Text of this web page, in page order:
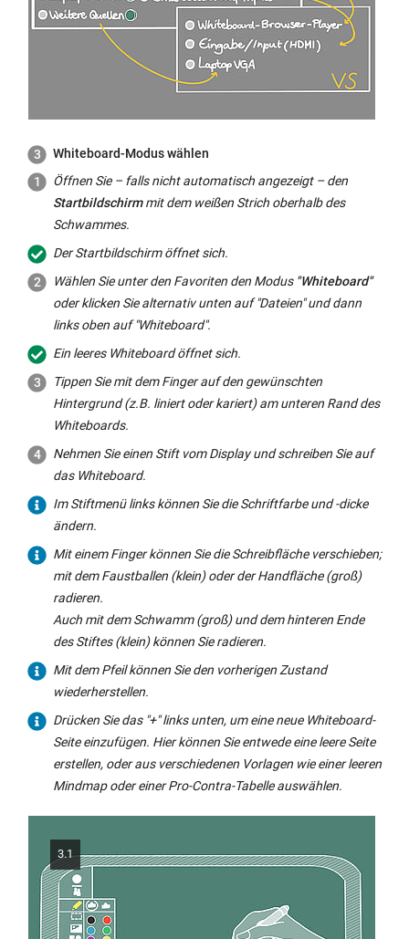
Whiteboard-Modus wählen
Öffnen Sie – falls nicht automatisch angezeigt – den
Startbildschirmmit dem weißen Strich oberhalb des
Schwammes.
Der Startbildschirm öffnet sich.
Wählen Sie unter den Favoriten den Modus "Whiteboard"
oder klicken Sie alternativ unten auf "Dateien" und dann
links oben auf "Whiteboard".
Ein leeres Whiteboardöffnet sich.
Tippen Sie mit dem Finger auf den gewünschten
Hintergrund (z.B. liniert oder kariert) am unteren Rand des
Whiteboards.
Nehmen Sie einen Stift vomDisplayund schreiben Sie auf
das Whiteboard.
Im Stiftmenü links können Sie die Schriftfarbe und -dicke
ändern.
Mit einem Finger können Sie die Schreibfläche verschieben;
mit dem Faustballen (klein) oder der Handfläche (groß)
radieren.
Auch mit dem Schwamm (groß) und dem hinteren Ende
des Stiftes (klein) können Sie radieren.
Mit dem Pfeil können Sie den vorherigen Zustand
wiederherstellen.
Drücken Sie das "+" links unten, um eine neue Whiteboard-
Seite einzufügen. Hier können Sie entwede eine leere Seite
erstellen, oder aus verschiedenen Vorlagen wie einer leeren
Mindmapoder einer Pro-Contra-Tabelle auswählen.
3.1